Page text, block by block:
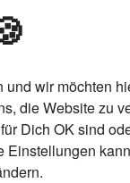
und wir möchten
die Website zu
Dich OK sind
Einstellungen